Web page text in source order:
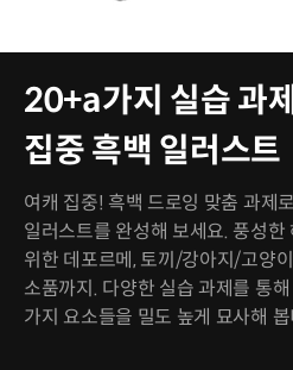
20+a가지 실습 과
집중 흑백 일러스트
여캐 집중! 흑백 드로잉 맞춤 과제
일러스트를 완성해 보세요. 풍성한
위한 데포르메, 토끼/강아지/고양
소품까지. 다양한 실습 과제를 통
가지 요소들을 밀도 높게 묘사해